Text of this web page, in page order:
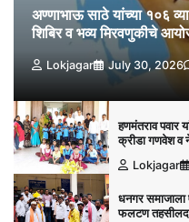
अण्णाभाऊ साठे यांच्या १०६
शिबिर व भव्य मिरवणुकीचे
Lokjagar July 30, 2026
हणमंतराव पवार
क्रीडा गणवेश व
Lokjagar
धनगर समाजाला
फलटण